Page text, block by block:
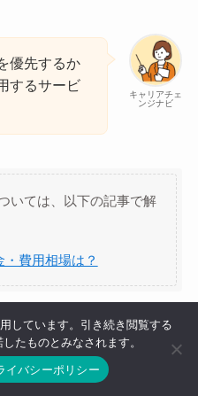
キャリアチェ
ンジナビ
優先するか
するサービ
いては、以下の記事で解
費用相場は？
み
しています。引き続き閲覧する
たものとみなされます。
イバシーポリシー